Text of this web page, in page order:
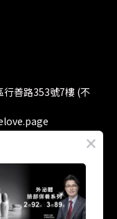
善路353號7樓 (不